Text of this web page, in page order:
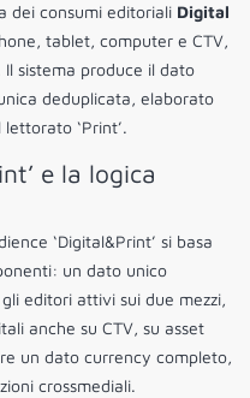
dei consumi editoriali Digital
tablet, computer e CTV,
sistema produce il dato
deduplicata, elaborato
lettorato ‘Print’.
e la logica
‘Digital&Print’ si basa
un dato unico
editori attivi sui due mezzi,
anche su CTV, su asset
un dato currency completo,
crossmediali.